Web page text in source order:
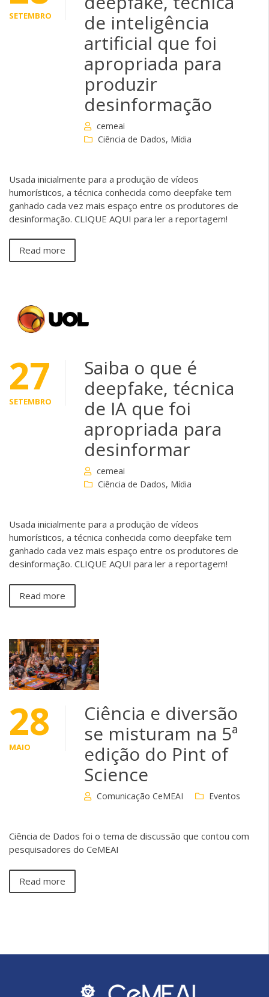
SETEMBRO
de inteligência
artificial que foi
apropriada para
produzir
desinformação
cemeai
Ciência de Dados, Mídia
Usada inicialmente para a produção de vídeos
humorísticos, a técnica conhecida como deepfake tem
ganhado cada vez mais espaço entre os produtores de
desinformação. CLIQUE AQUI para ler a reportagem!
Read more
27
SETEMBRO
Saiba o que é
deepfake, técnica
de IA que foi
apropriada para
desinformar
cemeai
Ciência de Dados, Mídia
Usada inicialmente para a produção de vídeos
humorísticos, a técnica conhecida como deepfake tem
ganhado cada vez mais espaço entre os produtores de
desinformação. CLIQUE AQUI para ler a reportagem!
Read more
28
MAIO
Ciência e diversão
se misturam na 5ª
edição do Pint of
Science
Comunicação CeMEAI Eventos
Ciência de Dados foi o tema de discussão que contou com
pesquisadores do CeMEAI
Read more